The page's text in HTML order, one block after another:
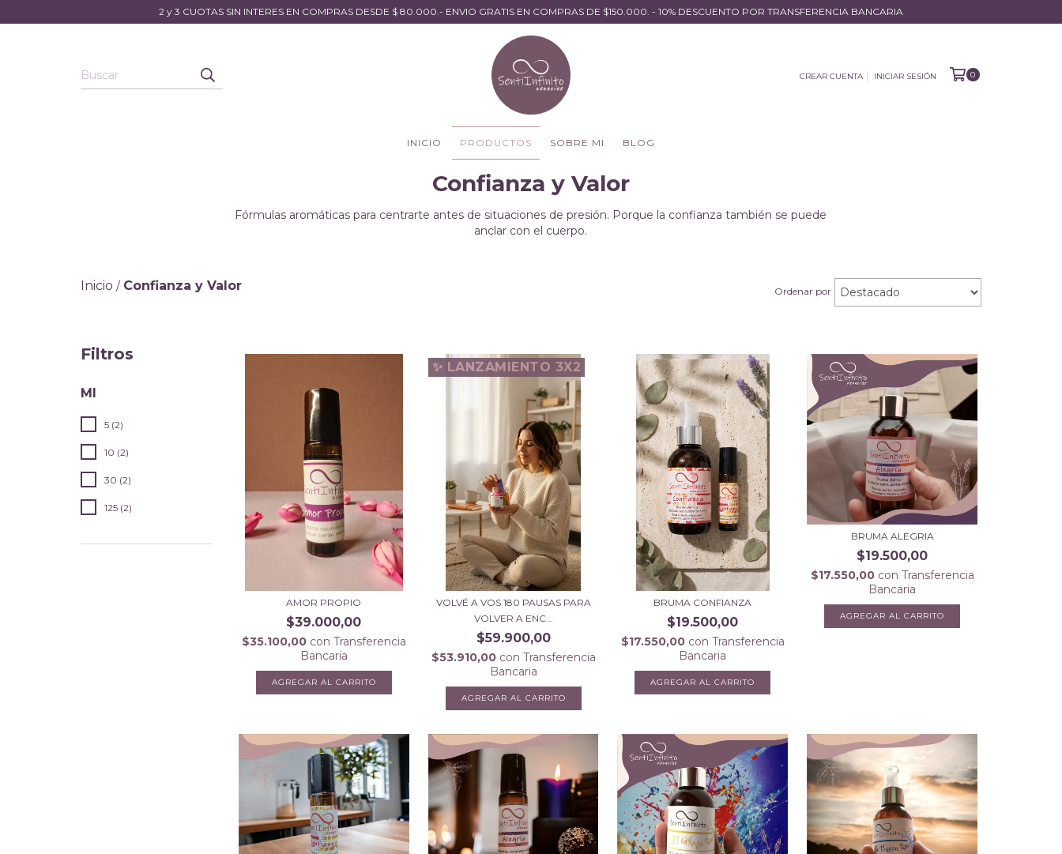
2 y 3 CUOTAS SIN INTERES EN COMPRAS DESDE $ 80.000.- ENVIO GRATIS EN COMPRAS DE $150.000. - 10% DESCUENTO POR TRANSFERENCIA BANCARIA
CREAR CUENTA INICIAR SESIÓN 0
INICIO PRODUCTOS SOBRE MI BLOG
Confianza y Valor
Fórmulas aromáticas para centrarte antes de situaciones de presión. Porque la confianza también se puede
anclar con el cuerpo.
Inicio / Confianza y Valor Ordenar por
Filtros
Ml
5 (2)
10 (2)
30 (2)
125 (2)
AMOR PROPIO
$39.000,00
$35.100,00 con Transferencia
Bancaria
✨ LANZAMIENTO 3X2
VOLVÉ A VOS 180 PAUSAS PARA
VOLVER A ENC...
$59.900,00
$53.910,00 con Transferencia
Bancaria
BRUMA CONFIANZA
$19.500,00
$17.550,00 con Transferencia
Bancaria
AGREGAR AL CARRITO
BRUMA ALEGRIA
$19.500,00
$17.550,00 con Transferencia
Bancaria
AGREGAR AL CARRITO